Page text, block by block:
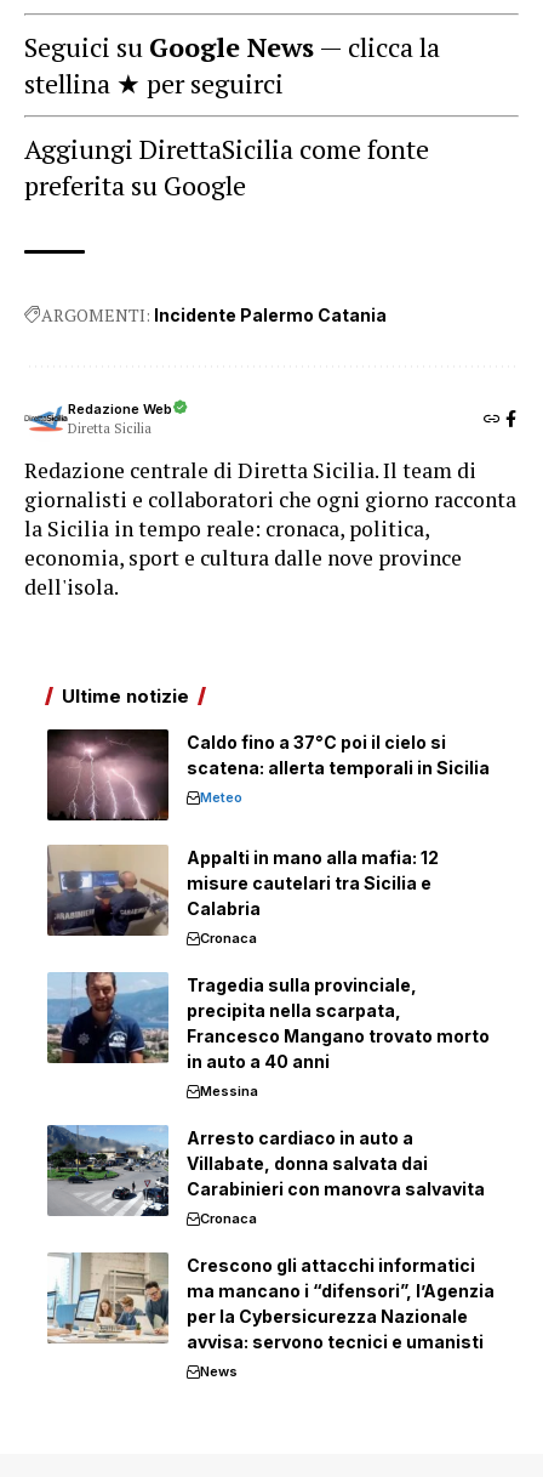
Seguici su Google News — clicca la
stellina ★ per seguirci
Aggiungi DirettaSicilia come fonte
preferita su Google
ARGOMENTI: Incidente Palermo Catania
Redazione Web
Diretta Sicilia
Redazione centrale di Diretta Sicilia. Il team di
giornalisti e collaboratori che ogni giorno racconta
la Sicilia in tempo reale: cronaca, politica,
economia, sport e cultura dalle nove province
dell'isola.
Ultime notizie
Caldo fino a 37°C poi il cielo si
scatena: allerta temporali in Sicilia
Meteo
Appalti in mano alla mafia: 12
misure cautelari tra Sicilia e
Calabria
Cronaca
Tragedia sulla provinciale,
precipita nella scarpata,
Francesco Mangano trovato morto
in auto a 40 anni
Messina
Arresto cardiaco in auto a
Villabate, donna salvata dai
Carabinieri con manovra salvavita
Cronaca
Crescono gli attacchi informatici
ma mancano i “difensori”, l’Agenzia
per la Cybersicurezza Nazionale
avvisa: servono tecnici e umanisti
News